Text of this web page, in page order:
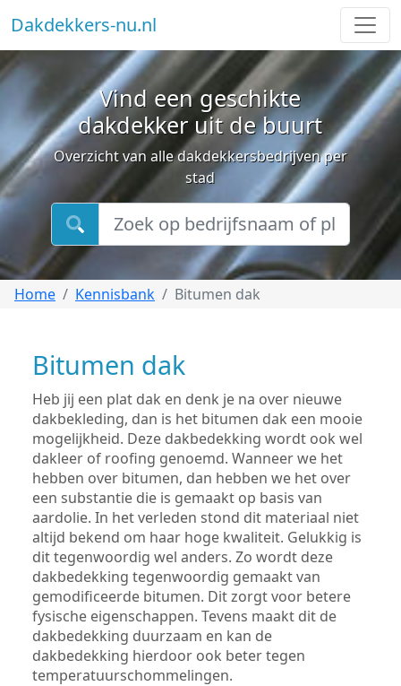
Dakdekkers-nu.nl
Vind een geschikte
dakdekker uit de buurt
Overzicht van alle dakdekkersbedrijven per
stad
Home Kennisbank Bitumen dak
Bitumen dak
Heb jij een plat dak en denk je na over nieuwe
dakbekleding, dan is het bitumen dak een mooie
mogelijkheid. Deze dakbedekking wordt ook wel
dakleer of roofing genoemd. Wanneer we het
hebben over bitumen, dan hebben we het over
een substantie die is gemaakt op basis van
aardolie. In het verleden stond dit materiaal niet
altijd bekend om haar hoge kwaliteit. Gelukkig is
dit tegenwoordig wel anders. Zo wordt deze
dakbedekking tegenwoordig gemaakt van
gemodificeerde bitumen. Dit zorgt voor betere
fysische eigenschappen. Tevens maakt dit de
dakbedekking duurzaam en kan de
dakbedekking hierdoor ook beter tegen
temperatuurschommelingen.